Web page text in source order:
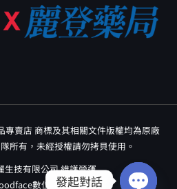
專賣店 商標及其相關文件版權均為原廠
所有，未經授權請勿拷貝使用。
生技有限公司 維護營運
數位行銷工作室
發起對話